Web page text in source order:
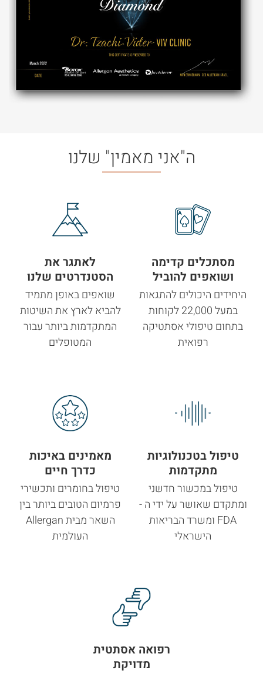
ה"אני מאמין" שלנו
מסתכלים קדימה
ושואפים להוביל
היחידים היכולים להתגאות
במעל 22,000 לקוחות
בתחום טיפולי אסתטיקה
רפואית
לאתגר את
הסטנדרטים שלנו
שואפים באופן מתמיד
להביא לארץ את השיטות
המתקדמות ביותר עבור
המטופלים
טיפול בטכנולוגיות
מתקדמות
טיפול במכשור חדשני
ומתקדם שאושר על ידי ה -
FDA ומשרד הבריאות
הישראלי
מאמינים באיכות
כדרך חיים
טיפול בחומרים ותכשירי
פרמיום הטובים ביותר בין
השאר מבית Allergan
העולמית
רפואה אסתטית
מדויקת